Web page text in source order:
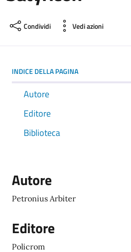
Condividi Vedi azioni
INDICE DELLA PAGINA
Autore
Editore
Biblioteca
Autore
Petronius Arbiter
Editore
Policrom